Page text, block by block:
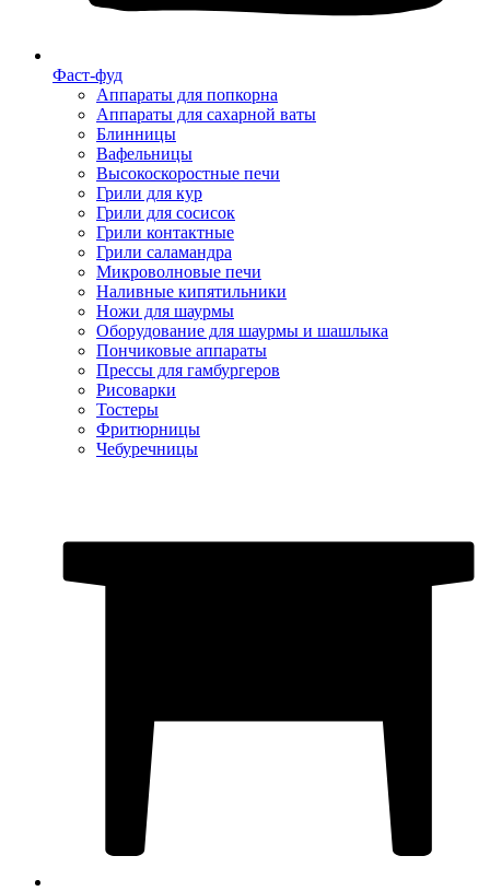
Фаст-фуд
Аппараты для попкорна
Аппараты для сахарной ваты
Блинницы
Вафельницы
Высокоскоростные печи
Грили для кур
Грили для сосисок
Грили контактные
Грили саламандра
Микроволновые печи
Наливные кипятильники
Ножи для шаурмы
Оборудование для шаурмы и шашлыка
Пончиковые аппараты
Прессы для гамбургеров
Рисоварки
Тостеры
Фритюрницы
Чебуречницы